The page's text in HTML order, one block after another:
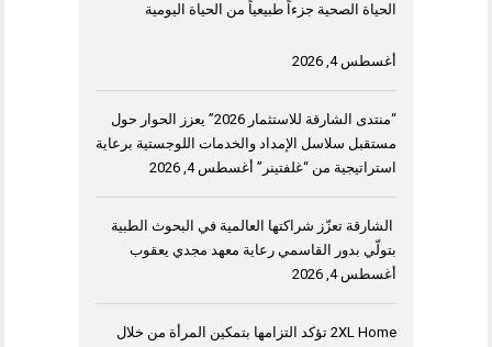
الحياة الصحية جزءاً طبيعياً من الحياة اليومية
أغسطس 4, 2026
“منتدى الشارقة للاستثمار 2026” يعزز الحوار حول
مستقبل سلاسل الإمداد والخدمات اللوجستية برعاية
استراتيجية من “غلفتينر” أغسطس 4, 2026
الشارقة تعزّز شراكتها العالمية في البحوث الطبية
بتولّي بدور القاسمي رعاية معهد مجدي يعقوب
أغسطس 4, 2026
2XL Home تؤكد التزامها بتمكين المرأة من خلال